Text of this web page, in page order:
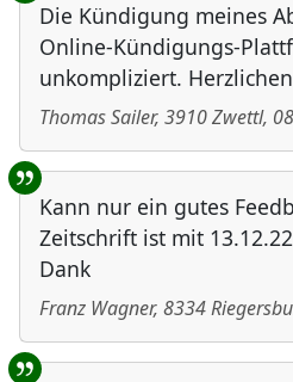
Die Kündigung meines
Online-Kündigungs-
unkompliziert.
Thomas Sailer, 3910Zwettl,
Kann nur ein gutes
Zeitschrift ist mit
Dank
Franz Wagner, 8334